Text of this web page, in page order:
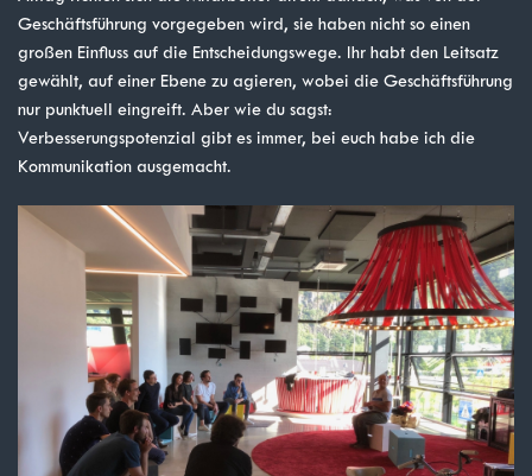
Geschäftsführung vorgegeben wird, sie haben nicht so einen
großen Einfluss auf die Entscheidungswege. Ihr habt den Leitsatz
gewählt, auf einer Ebene zu agieren, wobei die Geschäftsführung
nur punktuell eingreift. Aber wie du sagst:
Verbesserungspotenzial gibt es immer, bei euch habe ich die
Kommunikation ausgemacht.